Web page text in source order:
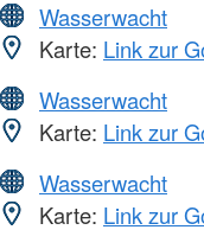
Wasserwacht
Karte: Link zur
Wasserwacht
Karte: Link zur
Wasserwacht
Karte: Link zur